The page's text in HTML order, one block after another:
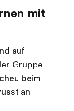
mit
auf
Gruppe
beim
an